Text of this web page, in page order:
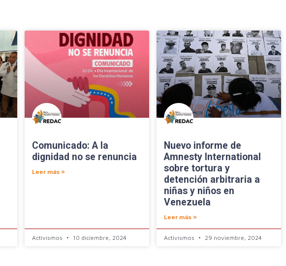
Comunicado: A la
dignidad no se renuncia
Leer más »
Activismos 10 diciembre, 2024
Nuevo informe de
Amnesty International
sobre tortura y
detención arbitraria a
niñas y niños en
Venezuela
Leer más »
Activismos 29 noviembre, 2024